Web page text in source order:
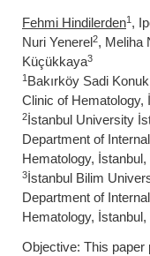
Fehmi Hindilerden1 ,
Nuri Yenerel2, Meliha
Küçükkaya3
1 Bakırköy Sadi
Clinic of Hematology,
2İstanbul University
Department of
Hematology,
3İstanbul Bilim
Department of
Hematology,
Objective: This paper